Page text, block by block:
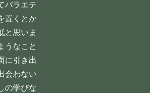
バラエテ
置くとか
と思いま
うなこと
に引き出
会わない
の学びな